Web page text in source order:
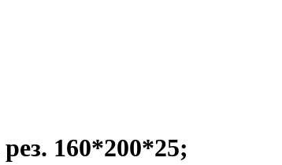
160*200*25;